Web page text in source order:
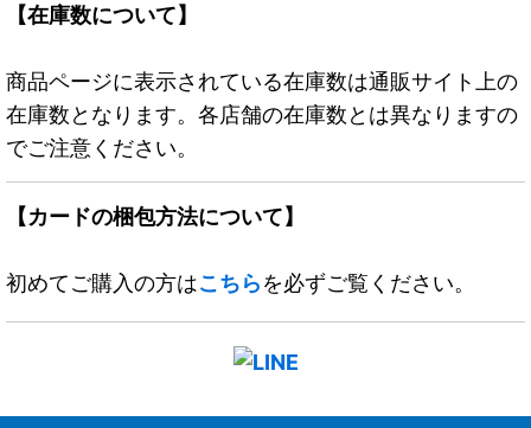
【在庫数について】
商品ページに表示されている在庫数は通販サイト上の
在庫数となります。各店舗の在庫数とは異なりますの
でご注意ください。
【カードの梱包方法について】
初めてご購入の方はこちらを必ずご覧ください。